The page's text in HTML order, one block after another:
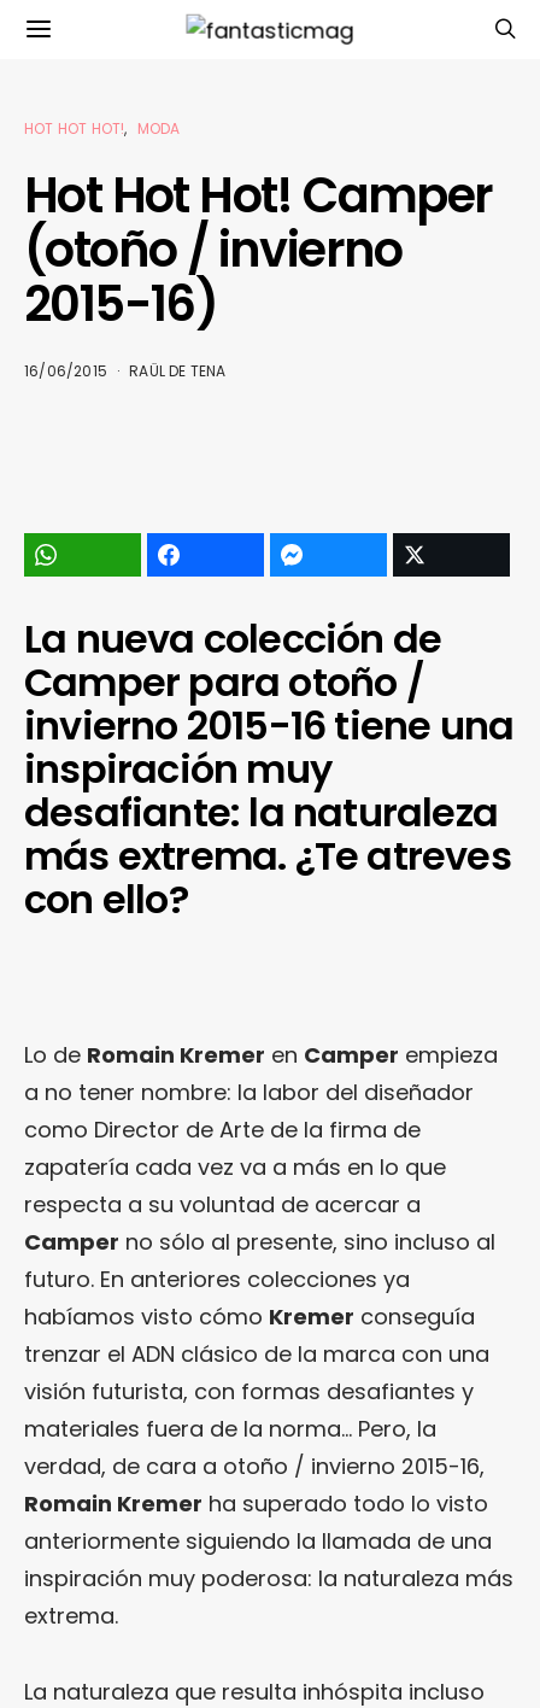
HOT HOT HOT! MODA
Hot Hot Hot! Camper
(otoño / invierno
2015-16)
16/06/2015 RAÜL DE TENA
La nueva colección de
Camper para otoño /
invierno 2015-16 tiene una
inspiración muy
desafiante: la naturaleza
más extrema. ¿Te atreves
con ello?
Lo de Romain Kremer en Camper empieza
a no tener nombre: la labor del diseñador
como Director de Arte de la firma de
zapatería cada vez va a más en lo que
respecta a su voluntad de acercar a
Camper no sólo al presente, sino incluso al
futuro. En anteriores colecciones ya
habíamos visto cómo Kremer conseguía
trenzar el ADN clásico de la marca con una
visión futurista, con formas desafiantes y
materiales fuera de la norma… Pero, la
verdad, de cara a otoño / invierno 2015-16,
Romain Kremer ha superado todo lo visto
anteriormente siguiendo la llamada de una
inspiración muy poderosa: la naturaleza más
extrema.
La naturaleza que resulta inhóspita incluso